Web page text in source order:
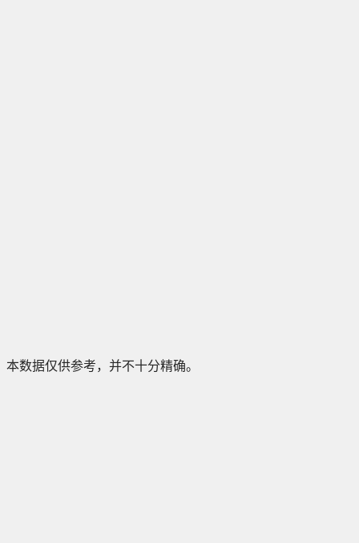
本数据仅供参考，并不十分精确。